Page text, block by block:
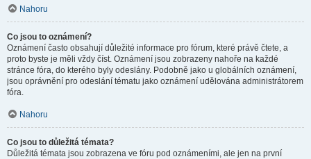
Nahoru
Co jsou to oznámení?
Oznámení často obsahují důležité informace pro fórum, které právě čtete, a
proto byste je měli vždy číst. Oznámení jsou zobrazeny nahoře na každé
stránce fóra, do kterého byly odeslány. Podobně jako u globálních oznámení,
jsou oprávnění pro odeslání tématu jako oznámení udělována administrátorem
fóra.
Nahoru
Co jsou to důležitá témata?
Důležitá témata jsou zobrazena ve fóru pod oznámeními, ale jen na první